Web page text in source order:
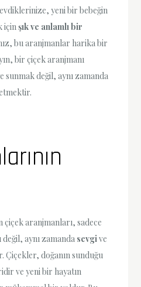
yeni bir bebeğin
içinşık ve anlamlı bir
bu aranjmanlar harika bir
bir çiçek aranjmanı
sunmak değil, aynı zamanda
çiçek aranjmanları, sadece
aynı zamanda sevgi ve
Çiçekler, doğanın sunduğu
ve yeni bir hayatın